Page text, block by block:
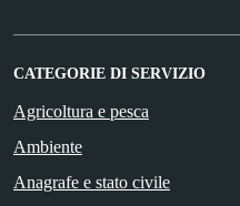
CATEGORIE DI SERVIZIO
Agricoltura e pesca
Ambiente
Anagrafe e stato civile